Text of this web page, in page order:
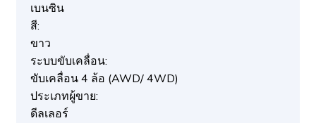
เบนซิน
สี:
ขาว
ระบบขับเคลื่อน:
ขับเคลื่อน 4 ล้อ (AWD/ 4WD)
ประเภทผู้ขาย:
ดีลเลอร์